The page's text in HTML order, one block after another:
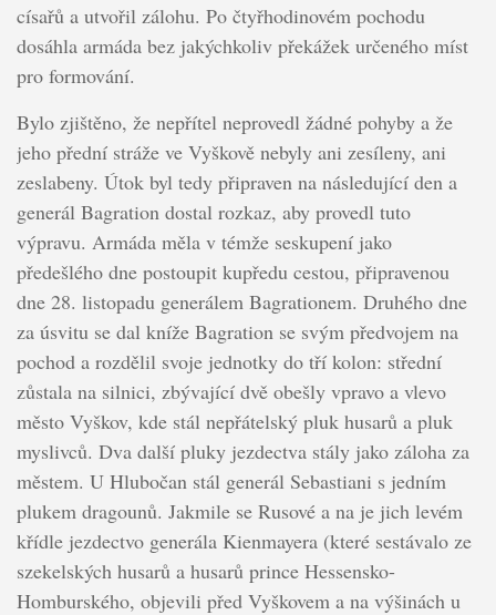
císařů a utvořil zálohu. Po čtyřhodinovém pochodu
dosáhla armáda bez jakýchkoliv překážek určeného míst
pro formování.
Bylo zjištěno, že nepřítel neprovedl žádné pohyby a že
jeho přední stráže ve Vyškově nebyly ani zesíleny, ani
zeslabeny. Útok byl tedy připraven na následující den a
generál Bagration dostal rozkaz, aby provedl tuto
výpravu. Armáda měla v témže seskupení jako
předešlého dne postoupit kupředu cestou, připravenou
dne 28. listopadu generálem Bagrationem. Druhého dne
za úsvitu se dal kníže Bagration se svým předvojem na
pochod a rozdělil svoje jednotky do tří kolon: střední
zůstala na silnici, zbývající dvě obešly vpravo a vlevo
město Vyškov, kde stál nepřátelský pluk husarů a pluk
myslivců. Dva další pluky jezdectva stály jako záloha za
městem. U Hlubočan stál generál Sebastiani s jedním
plukem dragounů. Jakmile se Rusové a na je jich levém
křídle jezdectvo generála Kienmayera (které sestávalo ze
szekelských husarů a husarů prince Hessensko-
Homburského, objevili před Vyškovem a na výšinách u